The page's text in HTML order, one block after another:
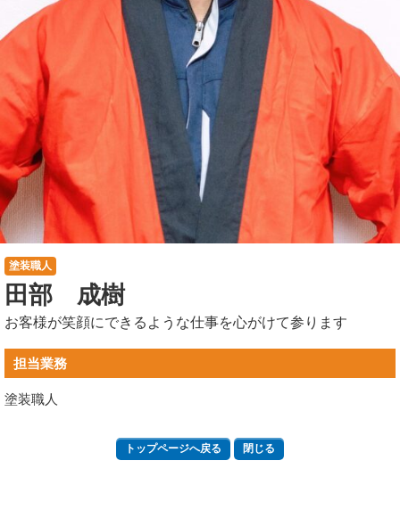
塗装職人
田部 成樹
お客様が笑顔にできるような仕事を心がけて参ります
担当業務
塗装職人
トップページへ戻る 閉じる